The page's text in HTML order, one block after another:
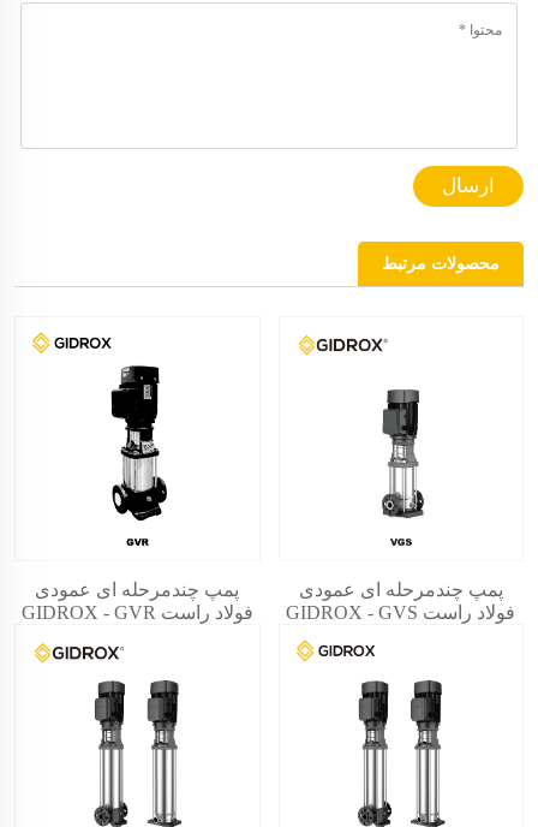
ارسال
محصولات مرتبط
پمپ چندمرحله ای عمودی
فولاد راست GIDROX - GVR
پمپ چندمرحله ای عمودی
فولاد راست GIDROX - GVS